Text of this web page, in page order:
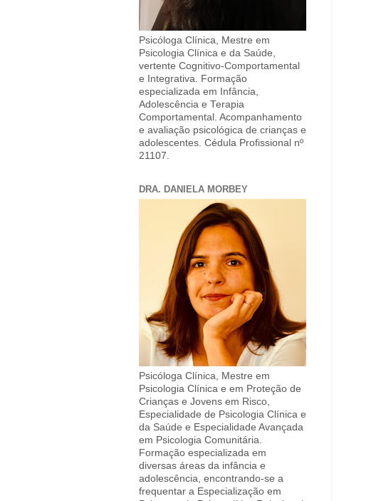
Psicóloga Clínica, Mestre em
Psicologia Clínica e da Saúde,
vertente Cognitivo-Comportamental
e Integrativa. Formação
especializada em Infância,
Adolescência e Terapia
Comportamental. Acompanhamento
e avaliação psicológica de crianças e
adolescentes. Cédula Profissional nº
21107.
DRA. DANIELA MORBEY
Psicóloga Clínica, Mestre em
Psicologia Clínica e em Proteção de
Crianças e Jovens em Risco,
Especialidade de Psicologia Clínica e
da Saúde e Especialidade Avançada
em Psicologia Comunitária.
Formação especializada em
diversas áreas da infância e
adolescência, encontrando-se a
frequentar a Especialização em